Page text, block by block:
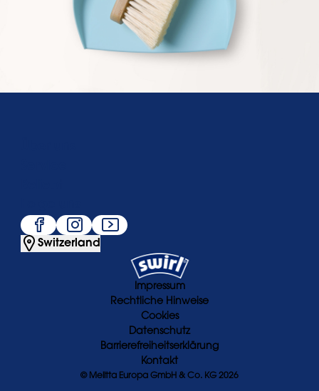
Switzerland
© Melitta Europa GmbH & Co. KG 2026
Impressum
Rechtliche Hinweise
Cookies
Datenschutz
Barrierefreiheitserklärung
Kontakt